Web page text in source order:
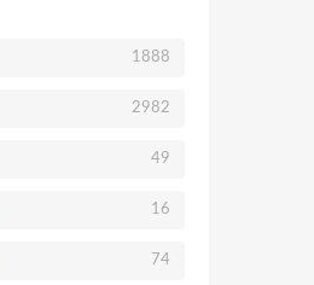
1888
2982
49
16
74